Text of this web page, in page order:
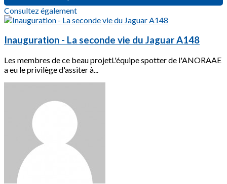
Consultez également
Inauguration - La seconde vie du Jaguar A148
Les membres de ce beau projetL'équipe spotter de l'ANORAAE
a eu le privilège d'assiter à...